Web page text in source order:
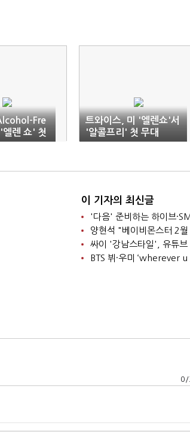
Fre
렌 쇼' 첫
트와이스, 미 '엘렌쇼'서
'알콜프리' 첫 무대
이 기자의 최신글
'다음' 준비하는 하이브
양현석 "베이비몬스터 2
싸이 '강남스타일', 유튜브
BTS 뷔·우미 ‘wherever
0 /